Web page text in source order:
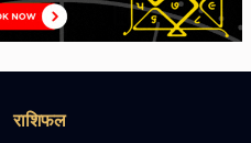
राशिफल